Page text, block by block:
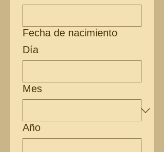
Fecha de nacimiento
Día
Mes
Año